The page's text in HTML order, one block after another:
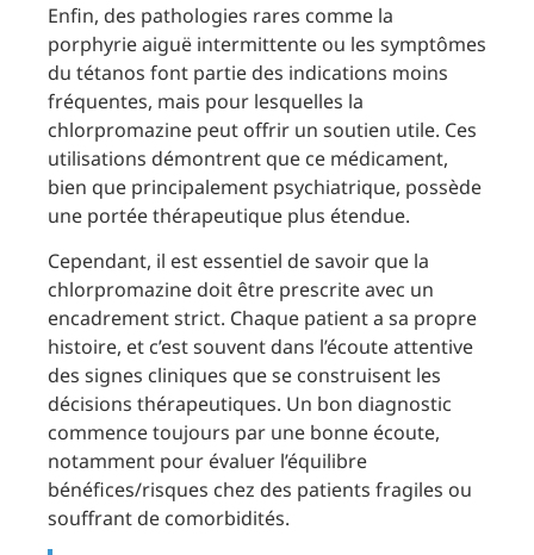
Enfin, des pathologies rares comme la
porphyrie aiguë intermittente ou les symptômes
du tétanos font partie des indications moins
fréquentes, mais pour lesquelles la
chlorpromazine peut offrir un soutien utile. Ces
utilisations démontrent que ce médicament,
bien que principalement psychiatrique, possède
une portée thérapeutique plus étendue.
Cependant, il est essentiel de savoir que la
chlorpromazine doit être prescrite avec un
encadrement strict. Chaque patient a sa propre
histoire, et c’est souvent dans l’écoute attentive
des signes cliniques que se construisent les
décisions thérapeutiques. Un bon diagnostic
commence toujours par une bonne écoute,
notamment pour évaluer l’équilibre
bénéfices/risques chez des patients fragiles ou
souffrant de comorbidités.